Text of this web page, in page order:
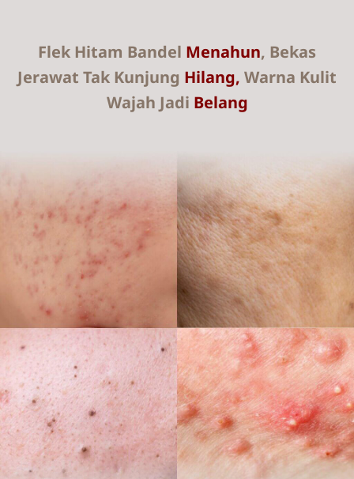
Flek Hitam Bandel Menahun, Bekas
Jerawat Tak Kunjung Hilang, Warna Kulit
Wajah Jadi Belang